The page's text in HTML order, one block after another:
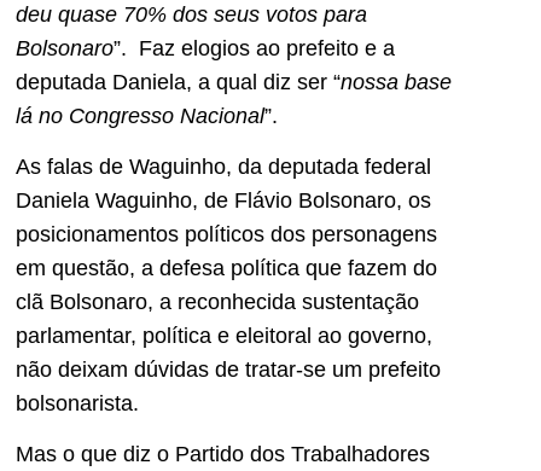
deu quase 70% dos seus votos para
Bolsonaro”. Faz elogios ao prefeito e a
deputada Daniela, a qual diz ser “nossa base
lá no Congresso Nacional”.
As falas de Waguinho, da deputada federal
Daniela Waguinho, de Flávio Bolsonaro, os
posicionamentos políticos dos personagens
em questão, a defesa política que fazem do
clã Bolsonaro, a reconhecida sustentação
parlamentar, política e eleitoral ao governo,
não deixam dúvidas de tratar-se um prefeito
bolsonarista.
Mas o que diz o Partido dos Trabalhadores